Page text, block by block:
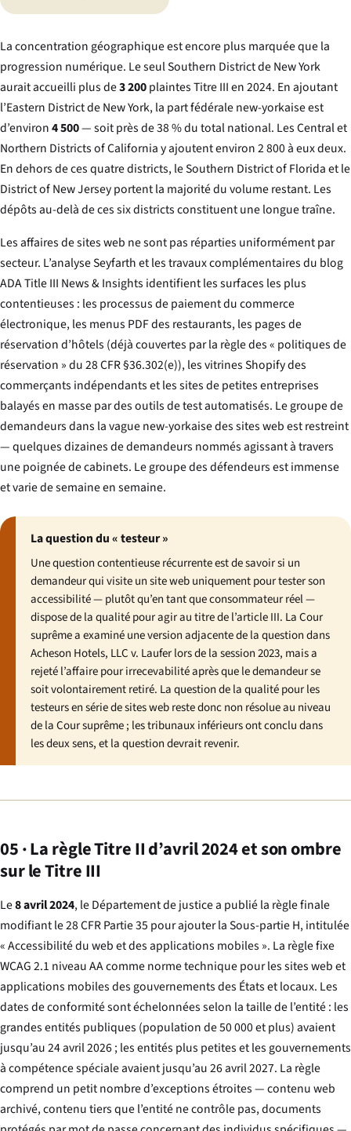
La concentration géographique est encore plus marquée que la
progression numérique. Le seul Southern District de New York
aurait accueilli plus de3 200plaintes Titre III en 2024. En ajoutant
l’Eastern District de New York, la part fédérale new-yorkaise est
d’environ4 500— soit près de 38 % du total national. Les Central et
Northern Districts of California y ajoutent environ 2 800 à eux deux.
En dehors de ces quatre districts, le Southern District of Florida et le
District of New Jersey portent la majorité du volume restant. Les
dépôts au-delà de ces six districts constituent une longue traîne.
Les affaires de sites web ne sont pas réparties uniformément par
secteur. L’analyse Seyfarth et les travaux complémentaires du blog
ADA Title III News & Insights identifient les surfaces les plus
contentieuses : les processus de paiement du commerce
électronique, les menus PDF des restaurants, les pages de
réservation d’hôtels (déjà couvertes par la règle des « politiques de
réservation » du 28 CFR §36.302(e)), les vitrines Shopify des
commerçants indépendants et les sites de petites entreprises
balayés en masse par des outils de test automatisés. Le groupe de
demandeurs dans la vague new-yorkaise des sites web est restreint
— quelques dizaines de demandeurs nommés agissant à travers
une poignée de cabinets. Le groupe des défendeurs est immense
et varie de semaine en semaine.
La question du « testeur »
Une question contentieuse récurrente est de savoir si un
demandeur qui visite un site web uniquement pour tester son
accessibilité — plutôt qu’en tant que consommateur réel —
dispose de la qualité pour agir au titre de l’article III. La Cour
suprême a examiné une version adjacente de la question dans
Acheson Hotels, LLC v. Lauferlors de la session 2023, mais a
rejeté l’affaire pour irrecevabilité après que le demandeur se
soit volontairement retiré. La question de la qualité pour les
testeurs en série de sites web reste donc non résolue au niveau
de la Cour suprême ; les tribunaux inférieurs ont conclu dans
les deux sens, et la question devrait revenir.
05 · La règle Titre II d’avril 2024 et son ombre
sur le Titre III
Le8 avril 2024, le Département de justice a publié la règle finale
modifiant le 28 CFR Partie 35 pour ajouter la Sous-partie H, intitulée
« Accessibilité du web et des applications mobiles ». La règle fixe
WCAG 2.1 niveau AA comme norme technique pour les sites web et
applications mobiles des gouvernements des États et locaux. Les
dates de conformité sont échelonnées selon la taille de l’entité : les
grandes entités publiques (population de 50 000 et plus) avaient
jusqu’au 24 avril 2026 ; les entités plus petites et les gouvernements
à compétence spéciale avaient jusqu’au 26 avril 2027. La règle
comprend un petit nombre d’exceptions étroites — contenu web
archivé, contenu tiers que l’entité ne contrôle pas, documents